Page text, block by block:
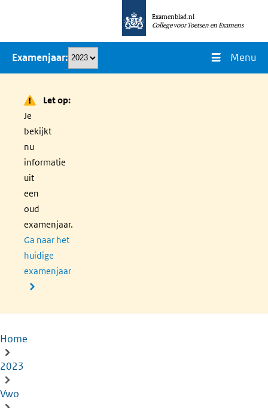
naar
inhoud
Examenblad.nl
College voor Toetsen en Examens
Examenjaar Menu
Let op:
Je
bekijkt
nu
informatie
uit
een
oud
examenjaar.
Ga naar het
huidige
examenjaar
Kruimelpad
Home
2023
Vwo